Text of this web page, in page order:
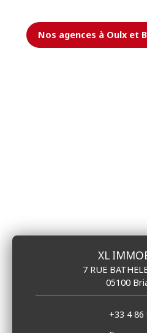
Nos agences à Oulx et
XL
7 RUE
05100
+33 4 86